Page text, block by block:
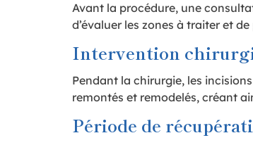
Avant la procédure, une
d’évaluer les zones à traiter et
Intervention
Pendant la chirurgie, les
remontés et remodelés, créant
Période de